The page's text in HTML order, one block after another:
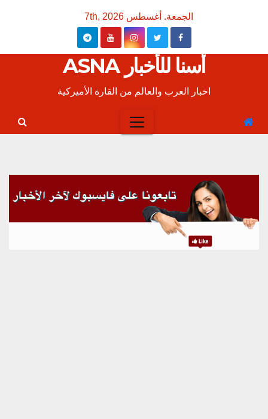
الجمعة. أغسطس 7th, 2026
أسنا للأخبار ASNA
اخبار العرب والعالم من القارة الأميركية